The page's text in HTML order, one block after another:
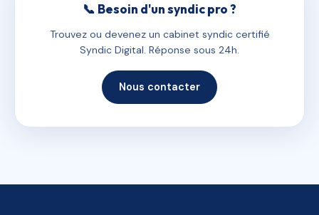
📞 Besoin d'un syndic pro ?
Trouvez ou devenez un cabinet syndic certifié
Syndic Digital. Réponse sous 24h.
Nous contacter